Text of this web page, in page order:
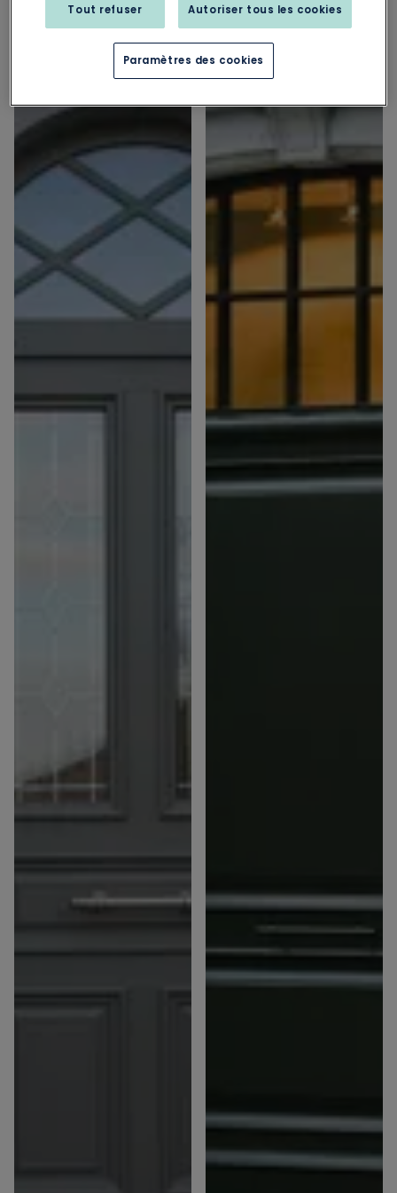
Tout refuser Autoriser tous les cookies
Paramètres des cookies